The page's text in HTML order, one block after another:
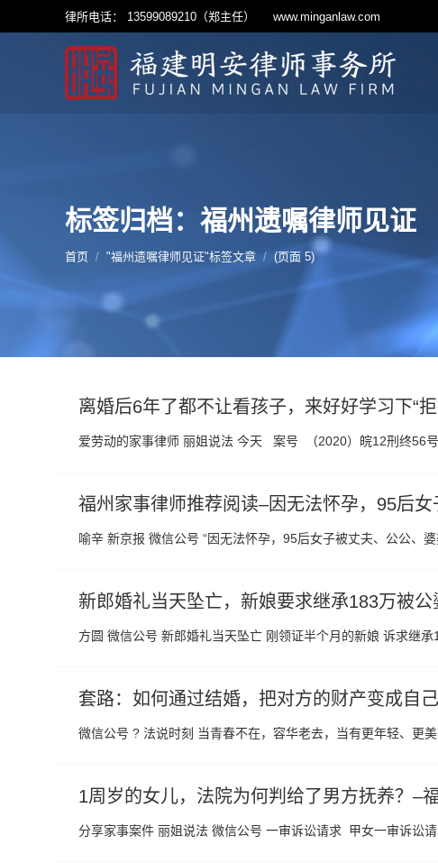
律所电话： 13599089210（郑主任） www.minganlaw.com
标签归档：福州遗嘱律师见证
您的位置：
首页 "福州遗嘱律师见证"标签文章 (页面 5)
离婚后6年了都不让看孩子，来好好学习下“
爱劳动的家事律师 丽姐说法 今天 案号 （2020）皖12刑终56
福州家事律师推荐阅读–因无法怀孕，95后
喻辛 新京报 微信公号 “因无法怀孕，95后女子被丈夫、公公
新郎婚礼当天坠亡，新娘要求继承183万被
方圆 微信公号 新郎婚礼当天坠亡 刚领证半个月的新娘 诉求继
套路：如何通过结婚，把对方的财产变成自
微信公号 ? 法说时刻 当青春不在，容华老去，当有更年轻、更
1周岁的女儿，法院为何判给了男方抚养？–
分享家事案件 丽姐说法 微信公号 一审诉讼请求 甲女一审诉讼